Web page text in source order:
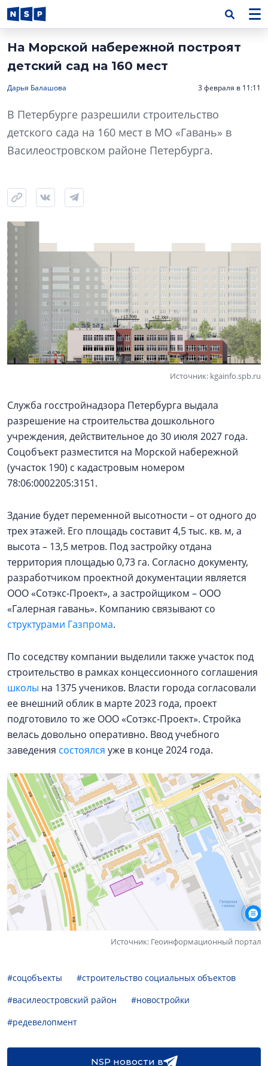
На Морской набережной построят
детский сад на 160 мест
Дарья Балашова 3 февраля в 11:11
В Петербурге разрешили строительство
детского сада на 160 мест в МО «Гавань» в
Василеостровском районе Петербурга.
Источник: kgainfo.spb.ru
Служба госстройнадзора Петербурга выдала
разрешение на строительства дошкольного
учреждения, действительное до 30 июля 2027 года.
Соцобъект разместится на Морской набережной
(участок 190) с кадастровым номером
78:06:0002205:3151.
Здание будет переменной высотности – от одного до
трех этажей. Его площадь составит 4,5 тыс. кв. м, а
высота – 13,5 метров. Под застройку отдана
территория площадью 0,73 га. Согласно документу,
разработчиком проектной документации является
ООО «Сотэкс-Проект», а застройщиком – ООО
«Галерная гавань». Компанию связывают со
структурами Газпрома.
По соседству компании выделили также участок под
строительство в рамках концессионного соглашения
школы на 1375 учеников. Власти города согласовали
ее внешний облик в марте 2023 года, проект
подготовило то же ООО «Сотэкс-Проект». Стройка
велась довольно оперативно. Ввод учебного
заведения состоялся уже в конце 2024 года.
Источник: Геоинформационный портал
#соцобъекты
#строительство социальных объектов
#василеостровский район
#новостройки
#редевелопмент
NSP новости в